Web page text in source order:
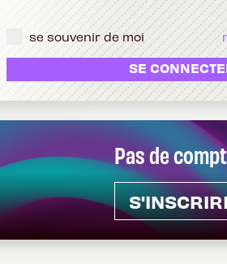
Pas de
se souvenir de moi
SE